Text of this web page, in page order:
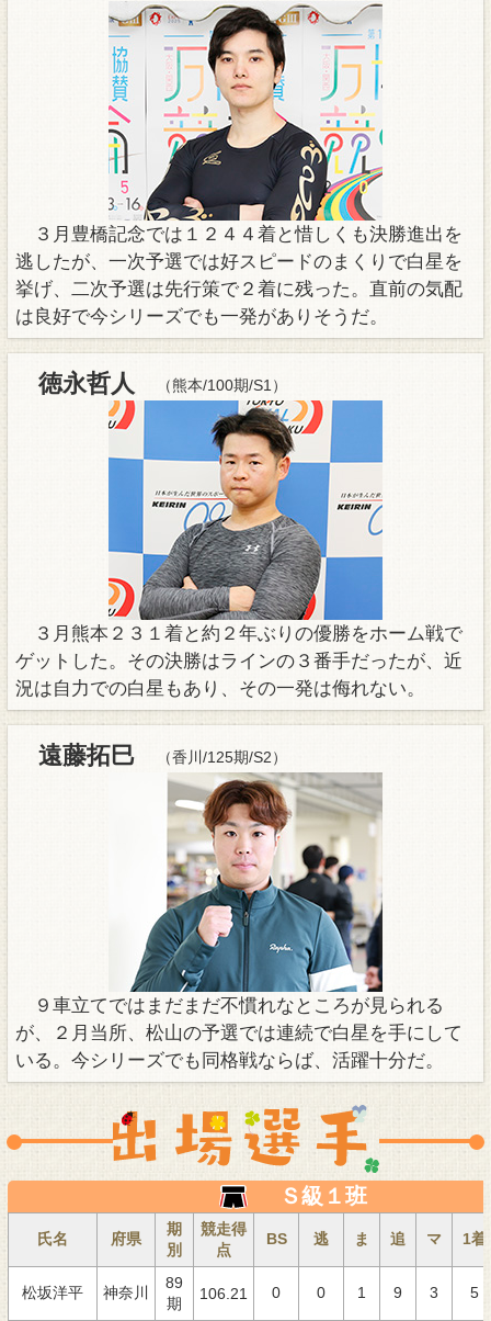
３月豊橋記念では１２４４着と惜しくも決勝進出を
逃したが、一次予選では好スピードのまくりで白星を
挙げ、二次予選は先行策で２着に残った。直前の気配
は良好で今シリーズでも一発がありそうだ。
徳永哲人 （熊本/100期/S1）
３月熊本２３１着と約２年ぶりの優勝をホーム戦で
ゲットした。その決勝はラインの３番手だったが、近
況は自力での白星もあり、その一発は侮れない。
遠藤拓巳 （香川/125期/S2）
９車立てではまだまだ不慣れなところが見られる
が、２月当所、松山の予選では連続で白星を手にして
いる。今シリーズでも同格戦ならば、活躍十分だ。
Ｓ級１班
氏名 府県
期
別
競走得
点
BS 逃 ま 追 マ 1着
松坂洋平 神奈川
89
期
106.21 0 0 1 9 3 5